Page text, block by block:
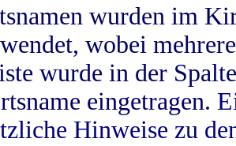
wurden im
wobei
wurde in der
eingetragen.
Hinweise zu